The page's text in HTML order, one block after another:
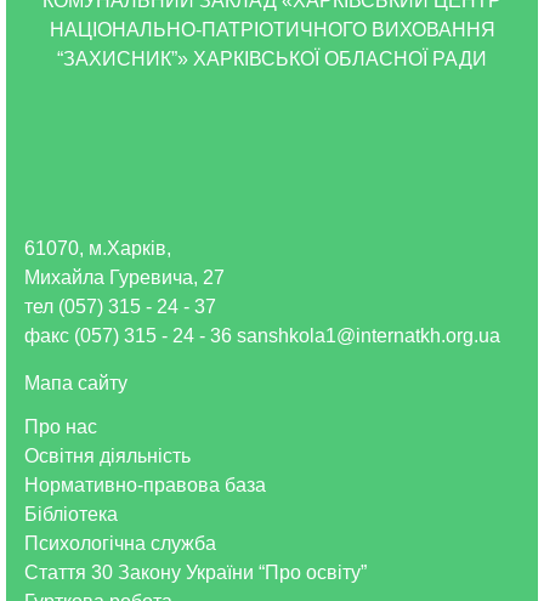
НАЦІОНАЛЬНО-ПАТРІОТИЧНОГО ВИХОВАННЯ
“ЗАХИСНИК”» ХАРКІВСЬКОЇ ОБЛАСНОЇ РАДИ
Про нас
Освітня діяльність
Нормативно-правова база
Бібліотека
Психологічна служба
Стаття 30 Закону України “Про освіту”
61070, м.Харків,
Михайла Гуревича, 27
тел (057) 315 - 24 - 37
факс (057) 315 - 24 - 36 sanshkola1@internatkh.org.ua
Мапа сайту